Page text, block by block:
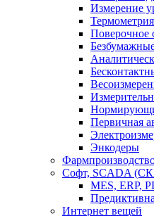
Измерение
Термометрия
Поверочное
Первичная
Энкодеры
Софт, SCADA
MES, ERP,
Интернет вещей